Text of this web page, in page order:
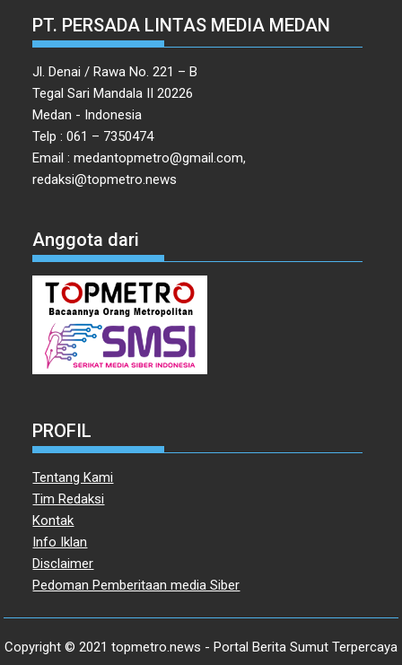
PT. PERSADA LINTAS MEDIA MEDAN
Jl. Denai / Rawa No. 221 – B
Tegal Sari Mandala II 20226
Medan - Indonesia
Telp : 061 – 7350474
Email : medantopmetro@gmail.com,
redaksi@topmetro.news
Anggota dari
PROFIL
Tentang Kami
Tim Redaksi
Kontak
Info Iklan
Disclaimer
Pedoman Pemberitaan media Siber
Copyright © 2021 topmetro.news - Portal Berita Sumut Terpercaya